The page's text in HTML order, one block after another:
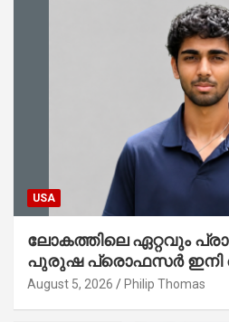
USA
ലോകത്തിലെ ഏറ്റവും
പുരുഷ പ്രൊഫസർ ഇനി
മലയാളി നേഥൻ തോമസ്
August 5, 2026 Philip Thomas